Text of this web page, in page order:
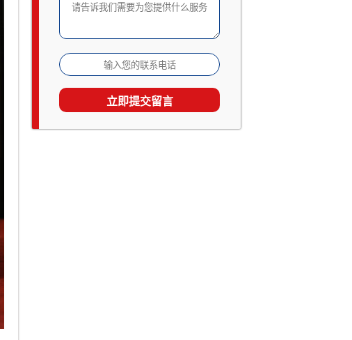
已有 2533 人查看
家庭及生日相册影集
已有 1867 人查看
旅行照片书定制
已有 1538 人查看